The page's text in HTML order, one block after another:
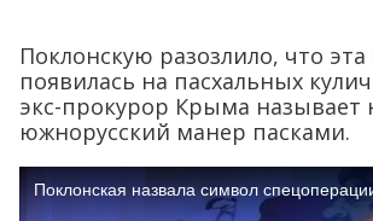
Поклонскую разозлило, что эта
появилась на пасхальных
экс-прокурор Крыма называет
южнорусский манер пасками.